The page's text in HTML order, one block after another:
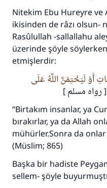
Nitekim Ebu Hureyre ve
ikisinden de râzı olsun-
Rasûlullah -sallallahu
üzerinde şöyle
etmişlerdir:
أَوْ لَيَخْتِمَنَّ اللَّهُ عَلَى
[ رواه مسلم ]
“Birtakım insanlar, ya
bırakırlar, ya da Allah
mühürler.Sonra da
(Müslim; 865)
Başka bir hadiste
sellem- şöyle